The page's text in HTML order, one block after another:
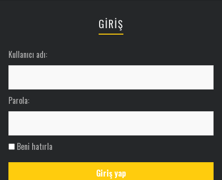
GİRİŞ
Kullanıcı adı:
Parola:
Beni hatırla
Giriş yap